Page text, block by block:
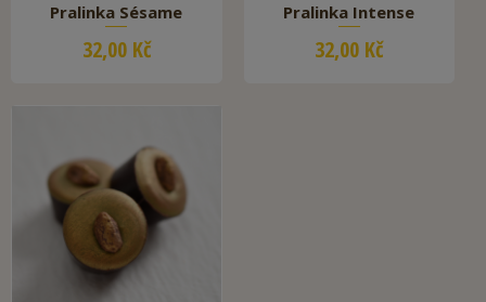
Pralinka Sésame
32,00 Kč
Pralinka Intense
32,00 Kč